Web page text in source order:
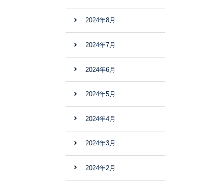
2024年8月
2024年7月
2024年6月
2024年5月
2024年4月
2024年3月
2024年2月